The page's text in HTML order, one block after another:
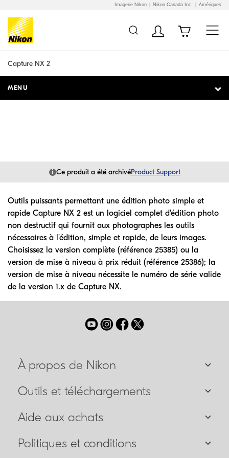
Skip to Main Content
Imagerie Nikon Nikon Canada Inc. Amériques
Capture NX 2
MENU
i Ce produit a été archivéProduct Support
Outils puissants permettant une édition photo simple et
rapide Capture NX 2 est un logiciel complet d'édition photo
non destructif qui fournit aux photographes les outils
nécessaires à l'édition, simple et rapide, de leurs images.
Choisissez la version complète (référence 25385) ou la
version de mise à niveau à prix réduit (référence 25386); la
version de mise à niveau nécessite le numéro de série valide
de la version 1.x de Capture NX.
À propos de Nikon
Outils et téléchargements
Aide aux achats
Politiques et conditions